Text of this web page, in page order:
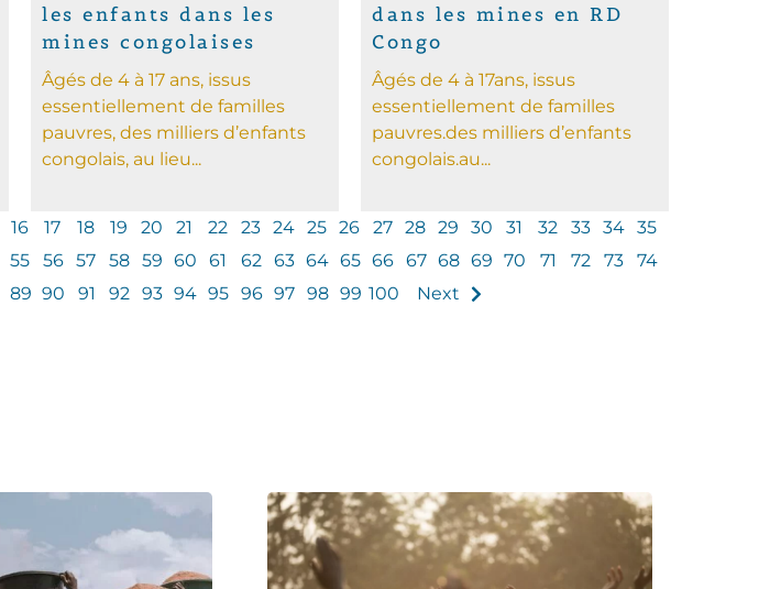
les enfants dans les
mines congolaises
Âgés de 4 à 17 ans, issus
essentiellement de familles
pauvres, des milliers d’enfants
congolais, au lieu...
dans les mines en RD
Congo
Âgés de 4 à 17ans, issus
essentiellement de familles
pauvres.des milliers d’enfants
congolais.au...
16 17 18 19 20 21 22 23 24 25 26 27 28 29 30 31 32 33 34
35
55 56 57 58 59 60 61 62 63 64 65 66 67 68 69 70 71 72 73
74
89 90 91 92 93 94 95 96 97 98 99 100 Next